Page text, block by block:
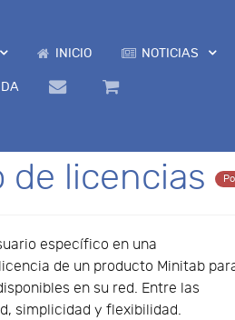
INICIO NOTICIAS
de licencias
específico en una
de un producto Minitab
en su red. Entre las
simplicidad y flexibilidad.